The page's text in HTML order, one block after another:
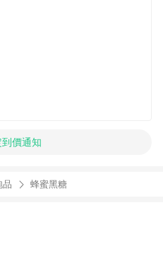
價通知
品 蜂蜜黑糖